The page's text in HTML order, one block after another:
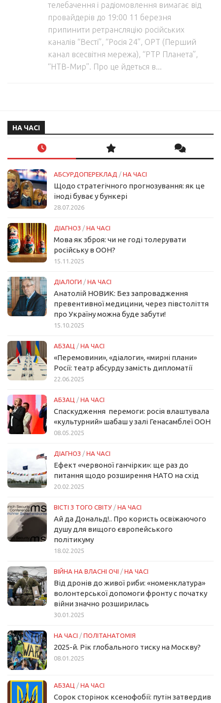
телебачення і радіомовлення вимагає від
провайдерів до 19:00 11 березня
припинити ретрансляцію російських
каналів “Весті”, “Росія 24”, ОРТ (Перший
канал всесвітня мережа), “РТР Планета”,
“НТВ-Мир”. Про це йдеться в...
НА ЧАСІ
АБСУРДОПЕРЕКЛАД / НА ЧАСІ
Щодо стратегічного прогнозування: як це
іноді буває у бункері
28.07.2026
ДІАГНОЗ / НА ЧАСІ
Мова як зброя: чи не годі толерувати
російську в ООН?
15.11.2025
ДІАЛОГИ / НА ЧАСІ
Анатолій НОВИК: Без запровадження
превентивної медицини, через півстоліття
про Україну можна буде забути!
15.10.2025
АБЗАЦ / НА ЧАСІ
«Перемовини», «діалоги», «мирні плани»
Росії: театр абсурду замість дипломатії
22.06.2025
АБЗАЦ / НА ЧАСІ
Спаскудження перемоги: росія влаштувала
«культурний» шабаш у залі Генасамблеї ООН
08.05.2025
ДІАГНОЗ / НА ЧАСІ
Ефект «червоної ганчірки»: ще раз до
питання щодо розширення НАТО на схід
20.02.2025
ВІСТІ З ТОГО СВІТУ / НА ЧАСІ
Ай да Дональд!.. Про користь освіжаючого
душу для вищого європейського
політикуму
18.02.2025
ВІЙНА НА ВЛАСНІ ОЧІ / НА ЧАСІ
Від дронів до живої риби: «номенклатура»
волонтерської допомоги фронту с початку
війни значно розширилась
30.01.2025
НА ЧАСІ / ПОЛІТАНАТОМІЯ
2025-й. Рік глобального тиску на Москву?
08.01.2025
АБЗАЦ / НА ЧАСІ
Сорок сторінок ксенофобії: путін затвердив